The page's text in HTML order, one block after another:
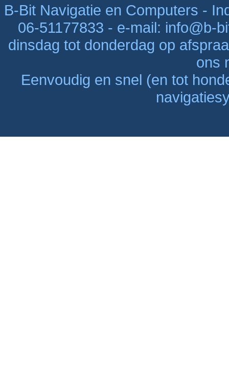
B-Bit Navigatie en Computers -
06-51177833 - e-mail: info@b-
dinsdag tot donderdag op
ons
Eenvoudig en snel (en tot